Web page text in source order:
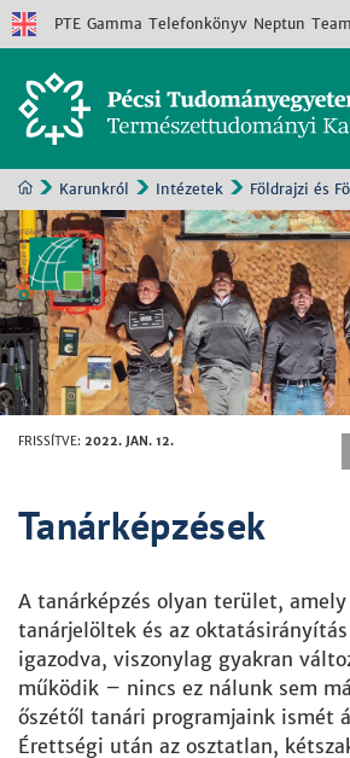
PTE Gamma Telefonkönyv Neptun
Karunkról Intézetek Földrajzi és
FRISSÍTVE: 2022. JAN. 12.
Tanárképzések
A tanárképzés olyan terület,
tanárjelöltek és az
igazodva, viszonylag gyakran
működik – nincs ez nálunk sem
őszétől tanári programjaink ismét
Érettségi után az osztatlan,